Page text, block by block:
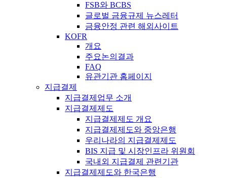
FSB와 BCBS
글로벌 금융규제 뉴스레터
금융안정 관련 해외사이트
KOFR
개요
주요논의결과
FAQ
유관기관 홈페이지
지급결제
지급결제업무 소개
지급결제제도
지급결제제도 개요
지급결제제도와 중앙은행
우리나라의 지급결제제도
BIS 지급 및 시장인프라 위원회
국내외 지급결제 관련기관
지급결제제도와 한국은행